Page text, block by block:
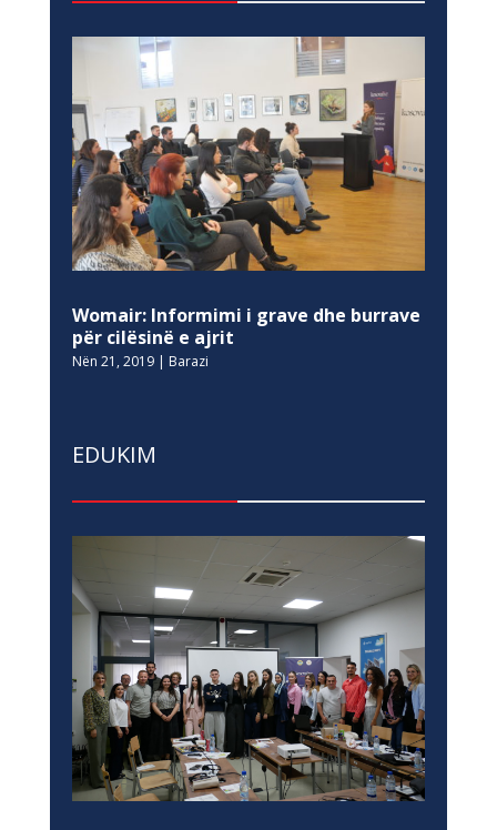
Womair: Informimi i grave dhe burrave
për cilësinë e ajrit
Nën 21, 2019| Barazi
EDUKIM